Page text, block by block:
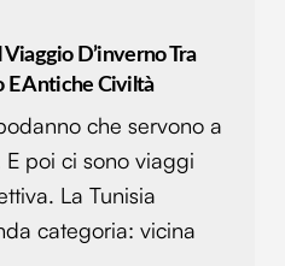
Viaggio D’inverno Tra
E Antiche Civiltà
che servono a
poi ci sono viaggi
La Tunisia
categoria: vicina